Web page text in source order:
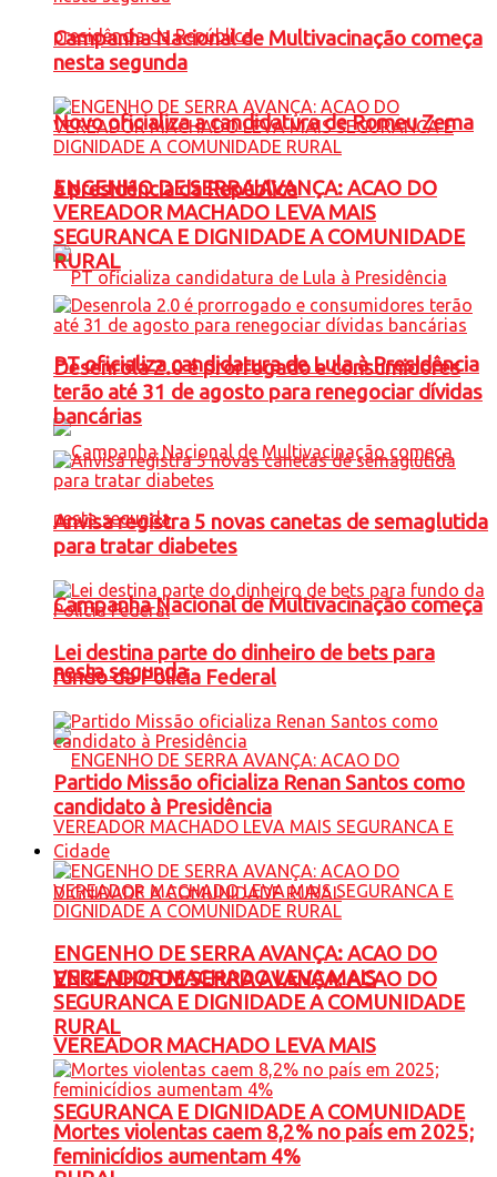
Novo oficializa a candidatura de Romeu Zema
à presidência da República
PT oficializa candidatura de Lula à Presidência
Campanha Nacional de Multivacinação começa
nesta segunda
ENGENHO DE SERRA AVANÇA: ACAO DO
VEREADOR MACHADO LEVA MAIS
SEGURANCA E DIGNIDADE A COMUNIDADE
Campanha Nacional de Multivacinação começa
nesta segunda
ENGENHO DE SERRA AVANÇA: ACAO DO
VEREADOR MACHADO LEVA MAIS
SEGURANCA E DIGNIDADE A COMUNIDADE
RURAL
Desenrola 2.0 é prorrogado e consumidores
terão até 31 de agosto para renegociar dívidas
bancárias
Anvisa registra 5 novas canetas de semaglutida
para tratar diabetes
Lei destina parte do dinheiro de bets para
fundo da Polícia Federal
Partido Missão oficializa Renan Santos como
candidato à Presidência
Cidade
ENGENHO DE SERRA AVANÇA: ACAO DO
VEREADOR MACHADO LEVA MAIS
SEGURANCA E DIGNIDADE A COMUNIDADE
RURAL
Mortes violentas caem 8,2% no país em 2025;
feminicídios aumentam 4%